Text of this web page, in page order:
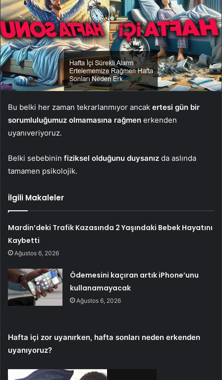
Bu belki her zaman tekrarlanmıyor ancak ertesi gün bir
sorumluluğumuz olmamasına rağmen erkenden
uyanıveriyoruz.
Belki sebebinin fiziksel olduğunu duysanız da aslında
tamamen psikolojik.
İlgili Makaleler
Mardin’deki Trafik Kazasında 2 Yaşındaki Bebek Hayatını
Kaybetti
Ağustos 6, 2026
Ödemesini kaçıran artık iPhone’unu
kullanamayacak
Ağustos 6, 2026
Hafta içi zor uyanırken, hafta sonları neden erkenden
uyanıyoruz?